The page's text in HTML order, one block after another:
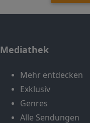
Mediathek
Mehr entdecken
Exklusiv
Genres
Alle Sendungen